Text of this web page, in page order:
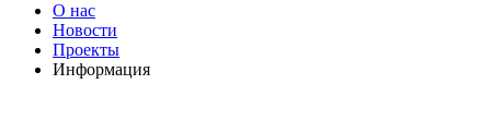
О нас
Новости
Проекты
Информация